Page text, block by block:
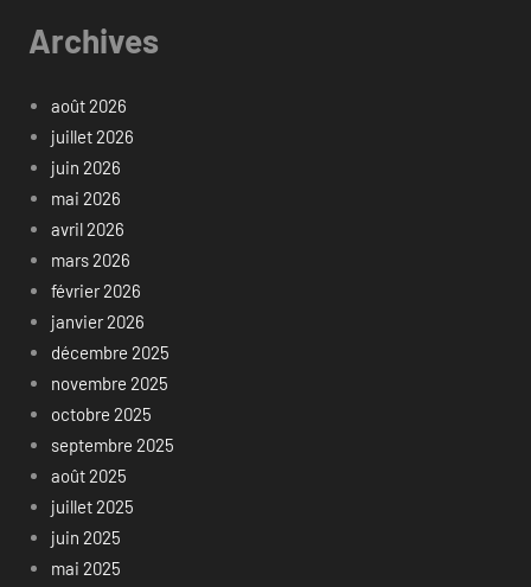
Archives
août 2026
juillet 2026
juin 2026
mai 2026
avril 2026
mars 2026
février 2026
janvier 2026
décembre 2025
novembre 2025
octobre 2025
septembre 2025
août 2025
juillet 2025
juin 2025
mai 2025